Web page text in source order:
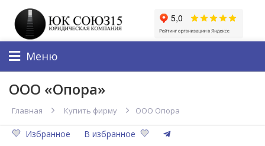
Меню
ООО «Опора»
Главная Купить фирму ООО Опора
Избранное В избранное